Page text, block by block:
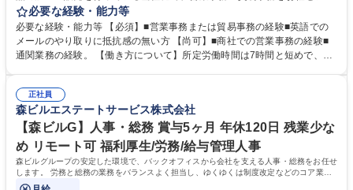
します。営業社員のサポートポジションとして、受発注から海外工場との
調整まで幅広く対応し、当社事業の根幹を支えていただきます。 ■受発注
業務、請求書発行 ■海外工場とのスケジュール調整 ■在庫管理 ■輸入書類
の確認・作成 ■配送手配 ■通関業者を通して行う輸出入業全般 ■倉庫との
ルプロデュースしているため、商品に関わる全ての業務をサポート頂きま
す。 募集職種 東京都中央区【営業事務・貿易事務】食品商社/残業少なめ/
リモート等相談可
必要な経験・能力等
必要な経験・能力等 【必須】■営業事務または貿易事務の経験■英語での
メールのやり取りに抵抗感の無い方 【尚可】■商社での営業事務の経験■
通関業務の経験。 【働き方について】所定労働時間は7時間と短めで、残
の強み】1991年の設立以来、外食産業を中心としたお客様の多様なニー
ズに沿った冷凍水産物等の生産・輸入・販売を一貫して手掛けています。
自社工場と海外拠点の強固な連携によるワンストップサービスが最大の強
みです。 学歴・資格 学歴：大学院 大学 語学力：英語 資格：
正社員
森ビルエステートサービス株式会社
【森ビルG】人事・総務 賞与5ヶ月 年休120日 残業少な
め リモート可 福利厚生/労務/給与管理人事
森ビルグループの安定した環境で、バックオフィスから会社を支える人事・総務をお任せ
します。 労務と総務の業務をバランスよく担当し、ゆくゆくは制度改定などのコア業務
にも挑戦できる、やりがいある環境です。